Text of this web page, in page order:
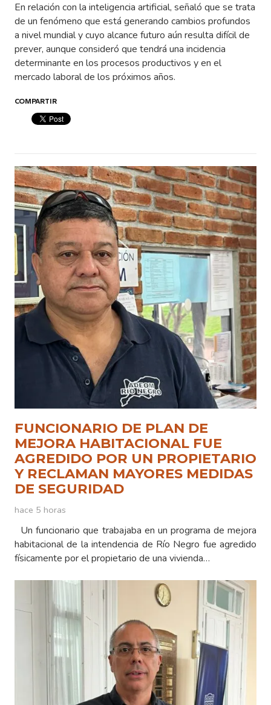
En relación con la inteligencia artificial, señaló que se trata
de un fenómeno que está generando cambios profundos
a nivel mundial y cuyo alcance futuro aún resulta difícil de
prever, aunque consideró que tendrá una incidencia
determinante en los procesos productivos y en el
mercado laboral de los próximos años.
COMPARTIR
FUNCIONARIO DE PLAN DE
MEJORA HABITACIONAL FUE
AGREDIDO POR UN PROPIETARIO
Y RECLAMAN MAYORES MEDIDAS
DE SEGURIDAD
hace 5 horas
Un funcionario que trabajaba en un programa de mejora
habitacional de la intendencia de Río Negro fue agredido
físicamente por el propietario de una vivienda…